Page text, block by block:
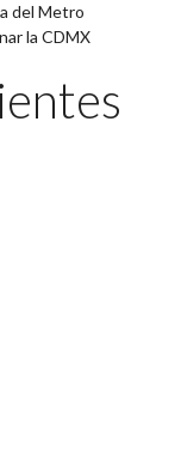
del Metro
la CDMX